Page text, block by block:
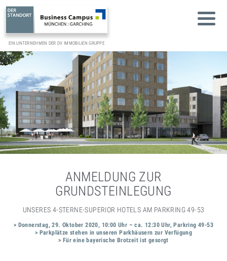
EIN UNTERNEHMEN DER DV IMMOBILIEN GRUPPE
ANMELDUNG ZUR
GRUNDSTEINLEGUNG
UNSERES 4-STERNE-SUPERIOR HOTELS AM PARKRING 49-53
> Donnerstag, 29. Oktober 2020, 10:00 Uhr – ca. 12:30 Uhr, Parkring 49-53
> Parkplätze stehen in unseren Parkhäusern zur Verfügung
> Für eine bayerische Brotzeit ist gesorgt